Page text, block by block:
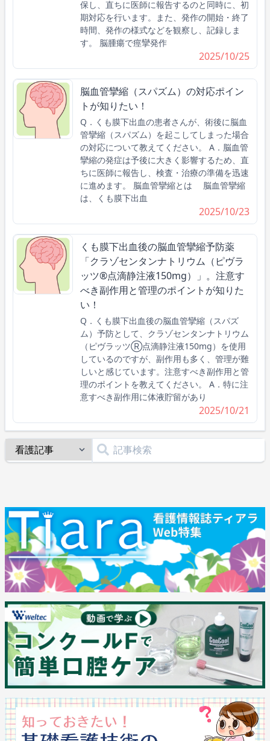
保し、直ちに医師に報告するのと同時に、初
期対応を行います。また、発作の開始・終了
時間、発作の様式などを観察し、記録しま
す。 脳腫瘍で痙攣発作
2025/10/25
脳血管攣縮（スパズム）の対応ポイン
トが知りたい！
Q．くも膜下出血の患者さんが、術後に脳血
管攣縮（スパズム）を起こしてしまった場合
の対応について教えてください。 A．脳血管
攣縮の発症は予後に大きく影響するため、直
ちに医師に報告し、検査・治療の準備を迅速
に進めます。 脳血管攣縮とは 脳血管攣縮
は、くも膜下出血
2025/10/23
くも膜下出血後の脳血管攣縮予防薬
「クラゾセンタンナトリウム（ピヴラ
ッツ®点滴静注液150mg）」。注意す
べき副作用と管理のポイントが知りた
い！
Q．くも膜下出血後の脳血管攣縮（スパズ
ム）予防として、クラゾセンタンナトリウム
（ピヴラッツⓇ点滴静注液150mg）を使用
しているのですが、副作用も多く、管理が難
しいと感じています。注意すべき副作用と管
理のポイントを教えてください。 A．特に注
意すべき副作用に体液貯留があり
2025/10/21